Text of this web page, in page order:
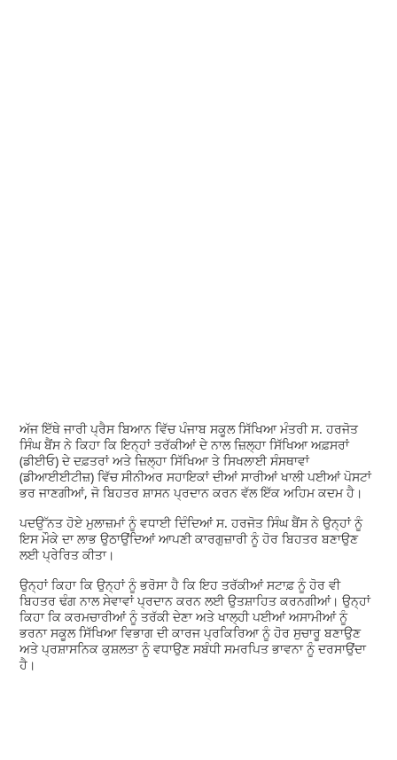
ਅੱਜ ਇੱਥੇ ਜਾਰੀ ਪ੍ਰੈਸ ਬਿਆਨ ਵਿੱਚ ਪੰਜਾਬ ਸਕੂਲ ਸਿੱਖਿਆ ਮੰਤਰੀ ਸ. ਹਰਜੋਤ
ਸਿੰਘ ਬੈਂਸ ਨੇ ਕਿਹਾ ਕਿ ਇਨ੍ਹਾਂ ਤਰੱਕੀਆਂ ਦੇ ਨਾਲ ਜ਼ਿਲ੍ਹਾ ਸਿੱਖਿਆ ਅਫ਼ਸਰਾਂ
(ਡੀਈਓ) ਦੇ ਦਫ਼ਤਰਾਂ ਅਤੇ ਜ਼ਿਲ੍ਹਾ ਸਿੱਖਿਆ ਤੇ ਸਿਖਲਾਈ ਸੰਸਥਾਵਾਂ
(ਡੀਆਈਈਟੀਜ਼) ਵਿੱਚ ਸੀਨੀਅਰ ਸਹਾਇਕਾਂ ਦੀਆਂ ਸਾਰੀਆਂ ਖਾਲੀ ਪਈਆਂ ਪੋਸਟਾਂ
ਭਰ ਜਾਣਗੀਆਂ, ਜੋ ਬਿਹਤਰ ਸ਼ਾਸਨ ਪ੍ਰਦਾਨ ਕਰਨ ਵੱਲ ਇੱਕ ਅਹਿਮ ਕਦਮ ਹੈ।
ਪਦਉੱਨਤ ਹੋਏ ਮੁਲਾਜ਼ਮਾਂ ਨੂੰ ਵਧਾਈ ਦਿੰਦਿਆਂ ਸ. ਹਰਜੋਤ ਸਿੰਘ ਬੈਂਸ ਨੇ ਉਨ੍ਹਾਂ ਨੂੰ
ਇਸ ਮੌਕੇ ਦਾ ਲਾਭ ਉਠਾਉਂਦਿਆਂ ਆਪਣੀ ਕਾਰਗੁਜ਼ਾਰੀ ਨੂੰ ਹੋਰ ਬਿਹਤਰ ਬਣਾਉਣ
ਲਈ ਪ੍ਰੇਰਿਤ ਕੀਤਾ।
ਉਨ੍ਹਾਂ ਕਿਹਾ ਕਿ ਉਨ੍ਹਾਂ ਨੂੰ ਭਰੋਸਾ ਹੈ ਕਿ ਇਹ ਤਰੱਕੀਆਂ ਸਟਾਫ਼ ਨੂੰ ਹੋਰ ਵੀ
ਬਿਹਤਰ ਢੰਗ ਨਾਲ ਸੇਵਾਵਾਂ ਪ੍ਰਦਾਨ ਕਰਨ ਲਈ ਉਤਸ਼ਾਹਿਤ ਕਰਨਗੀਆਂ। ਉਨ੍ਹਾਂ
ਕਿਹਾ ਕਿ ਕਰਮਚਾਰੀਆਂ ਨੂੰ ਤਰੱਕੀ ਦੇਣਾ ਅਤੇ ਖਾਲ੍ਹੀ ਪਈਆਂ ਅਸਾਮੀਆਂ ਨੂੰ
ਭਰਨਾ ਸਕੂਲ ਸਿੱਖਿਆ ਵਿਭਾਗ ਦੀ ਕਾਰਜ ਪ੍ਰਕਿਰਿਆ ਨੂੰ ਹੋਰ ਸੁਚਾਰੂ ਬਣਾਉਣ
ਅਤੇ ਪ੍ਰਸ਼ਾਸਨਿਕ ਕੁਸ਼ਲਤਾ ਨੂੰ ਵਧਾਉਣ ਸਬੰਧੀ ਸਮਰਪਿਤ ਭਾਵਨਾ ਨੂੰ ਦਰਸਾਉਂਦਾ
ਹੈ।